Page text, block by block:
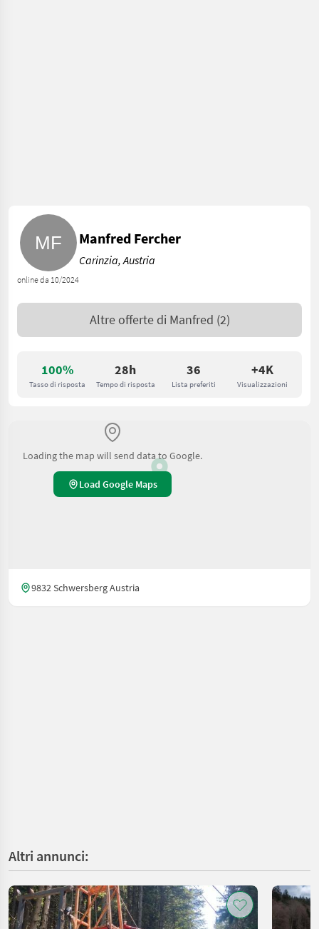
100%
Tasso di risposta
28h
Tempo di risposta
36
Lista preferiti
+4K
Visualizzazioni
online da 10/2024
Manfred Fercher
Carinzia, Austria
Altre offerte di Manfred (2)
Loading the map will send data to Google.
Load Google Maps
9832 Schwersberg Austria
Altri annunci: